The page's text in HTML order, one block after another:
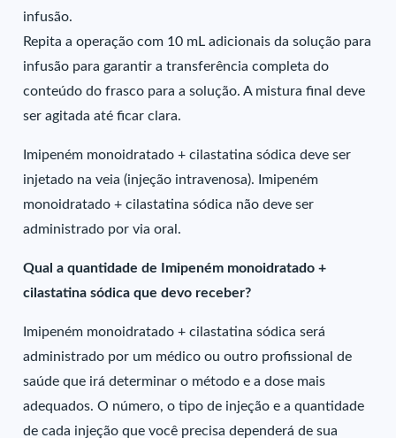
infusão.
Repita a operação com 10 mL adicionais da solução para
infusão para garantir a transferência completa do
conteúdo do frasco para a solução. A mistura final deve
ser agitada até ficar clara.
Imipeném monoidratado + cilastatina sódica deve ser
injetado na veia (injeção intravenosa). Imipeném
monoidratado + cilastatina sódica não deve ser
administrado por via oral.
Qual a quantidade de Imipeném monoidratado +
cilastatina sódica que devo receber?
Imipeném monoidratado + cilastatina sódica será
administrado por um médico ou outro profissional de
saúde que irá determinar o método e a dose mais
adequados. O número, o tipo de injeção e a quantidade
de cada injeção que você precisa dependerá de sua